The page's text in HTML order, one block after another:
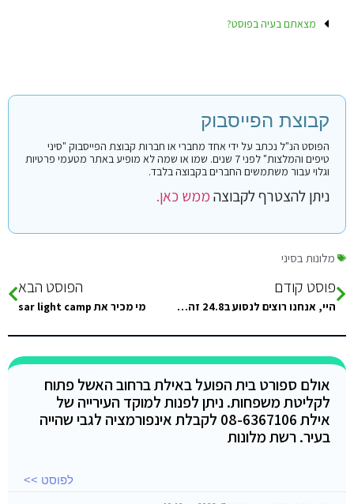
מצאתם בעיה בפוסט?
קבוצת הפייסבוק
הפוסט הנ"ל נכתב על ידי אחד מחברי או חברות קבוצת הפייסבוק "סיני
טיפים והמלצות" לפני 7 שנים. שמו או שמה לא מופיע באתר מטעמי פרטיות
וגלוי עבור משתמשים החברים בקבוצה בלבד.
ניתן להצטרף לקבוצהממש כאן.
מלונות בסיני
פוסט קודם
היי, אנחנו רוצים לנסוע ב24.8 זה יוצא יום שבת. האם יהיה עומס בגבול?
הפוסט הבא
מי מכיר את sar light camp
אולם ספורט בית הפועל באילת ברחוב האשל פתוח
לקליטת משפחות. ניתן לפנות למוקד העירייה של
אילת 08-6367106 לקבלת אינפורמציה לגבי שהייה
בעיר. רשת מלונות
לפוסט >>